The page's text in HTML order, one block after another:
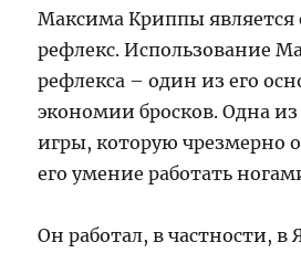
Максима Криппы является
рефлекс. Использование
рефлекса – один из его
экономии бросков. Одна из
игры, которую чрезмерно
его умение работать
Он работал, в частности, в